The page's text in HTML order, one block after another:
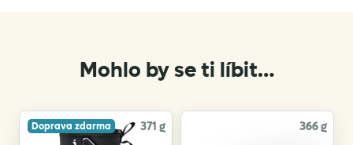
Mohlo by se ti líbit…
Doprava zdarma 371 g 366 g